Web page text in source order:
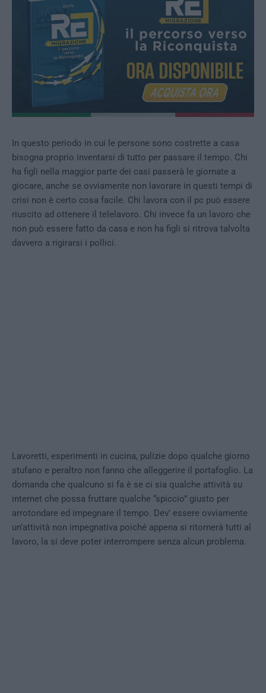
In questo periodo in cui le persone sono costrette a casa
bisogna proprio inventarsi di tutto per passare il tempo. Chi
ha figli nella maggior parte dei casi passerà le giornate a
giocare, anche se ovviamente non lavorare in questi tempi di
crisi non è certo cosa facile. Chi lavora con il pc può essere
riuscito ad ottenere il telelavoro. Chi invece fa un lavoro che
non può essere fatto da casa e non ha figli si ritrova talvolta
davvero a rigirarsi i pollici.
Lavoretti, esperimenti in cucina, pulizie dopo qualche giorno
stufano e peraltro non fanno che alleggerire il portafoglio. La
domanda che qualcuno si fa è se ci sia qualche attività su
internet che possa fruttare qualche “spiccio” giusto per
arrotondare ed impegnare il tempo. Dev’ essere ovviamente
un’attività non impegnativa poiché appena si ritornerà tutti al
lavoro, la si deve poter interrompere senza alcun problema.